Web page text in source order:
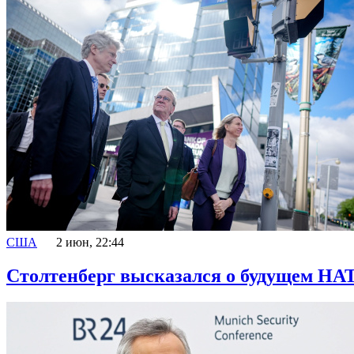
США 2 июн, 22:44
Столтенберг высказался о будущем